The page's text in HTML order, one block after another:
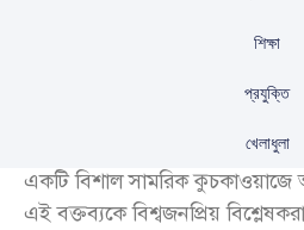
শিক্ষা
প্রযুক্তি
খেলাধুলা
রুশ প্রেসিডেন্ট ভ্লাদিমির পুতিন
চালিয়ে যাবার প্রস্তুত। এই মন্তব্য
একটি বিশাল সামরিক
এই বক্তব্যকে বিশ্বজনপ্রিয়